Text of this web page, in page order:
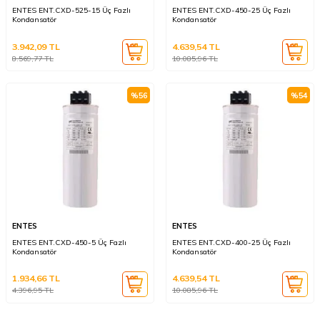
ENTES ENT.CXD-525-15 Üç Fazlı
Kondansatör
8.569,77TL
3.942,09TL
ENTES ENT.CXD-450-25 Üç Fazlı
Kondansatör
10.085,96TL
4.639,54TL
%56
ENTES
ENTES ENT.CXD-450-5 Üç Fazlı
Kondansatör
4.396,95TL
1.934,66TL
%54
ENTES
ENTES ENT.CXD-400-25 Üç Fazlı
Kondansatör
10.085,96TL
4.639,54TL